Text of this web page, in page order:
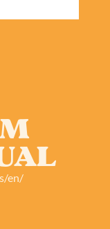
en/